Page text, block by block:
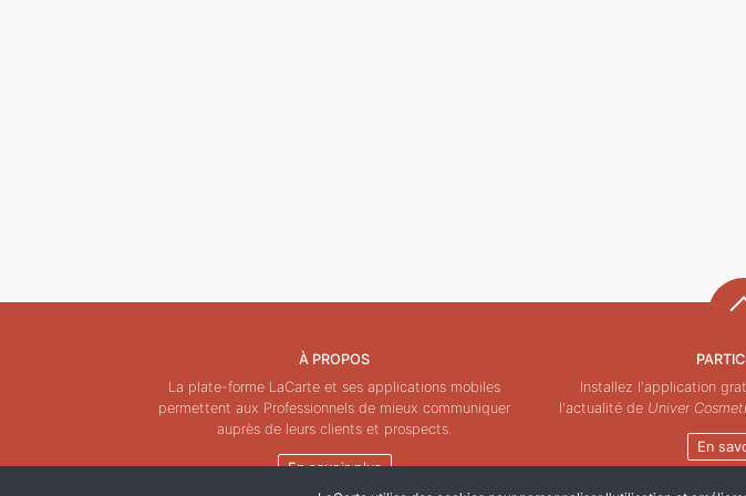
À PROPOS
La plate-forme LaCarte et ses applications mobiles
permettent aux Professionnels de mieux communiquer
auprès de leurs clients et prospects.
En savoir plus
Installez l'application
l'actualité de Univer
En